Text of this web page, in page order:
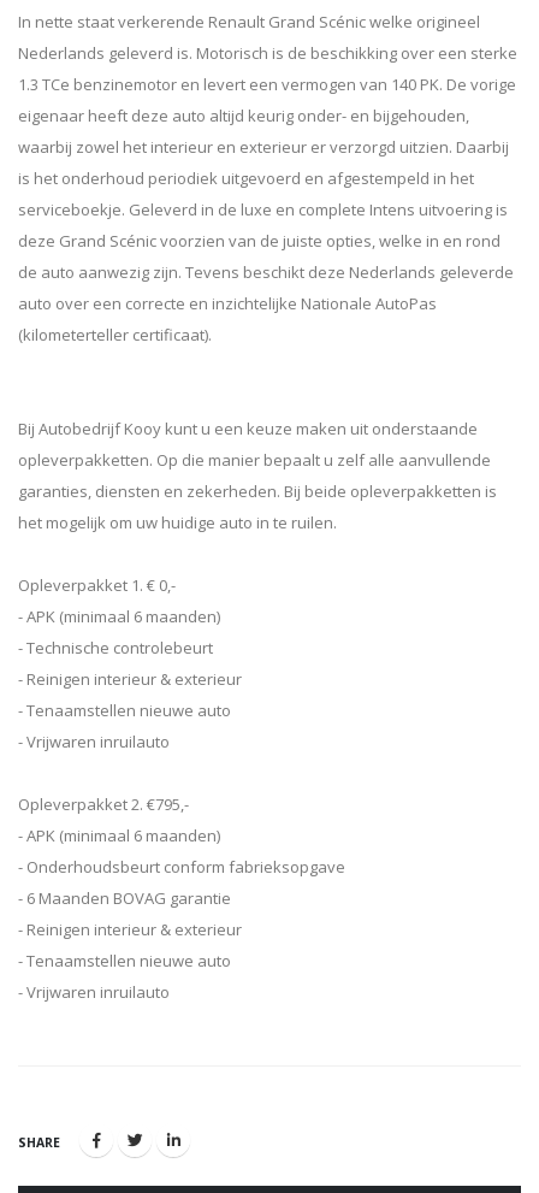
In nette staat verkerende Renault Grand Scénic welke origineel
Nederlands geleverd is. Motorisch is de beschikking over een sterke
1.3 TCe benzinemotor en levert een vermogen van 140 PK. De vorige
eigenaar heeft deze auto altijd keurig onder- en bijgehouden,
waarbij zowel het interieur en exterieur er verzorgd uitzien. Daarbij
is het onderhoud periodiek uitgevoerd en afgestempeld in het
serviceboekje. Geleverd in de luxe en complete Intens uitvoering is
deze Grand Scénic voorzien van de juiste opties, welke in en rond
de auto aanwezig zijn. Tevens beschikt deze Nederlands geleverde
auto over een correcte en inzichtelijke Nationale AutoPas
(kilometerteller certificaat).
Bij Autobedrijf Kooy kunt u een keuze maken uit onderstaande
opleverpakketten. Op die manier bepaalt u zelf alle aanvullende
garanties, diensten en zekerheden. Bij beide opleverpakketten is
het mogelijk om uw huidige auto in te ruilen.
Opleverpakket 1. € 0,-
- APK (minimaal 6 maanden)
- Technische controlebeurt
- Reinigen interieur & exterieur
- Tenaamstellen nieuwe auto
- Vrijwaren inruilauto
Opleverpakket 2. €795,-
- APK (minimaal 6 maanden)
- Onderhoudsbeurt conform fabrieksopgave
- 6 Maanden BOVAG garantie
- Reinigen interieur & exterieur
- Tenaamstellen nieuwe auto
- Vrijwaren inruilauto
SHARE